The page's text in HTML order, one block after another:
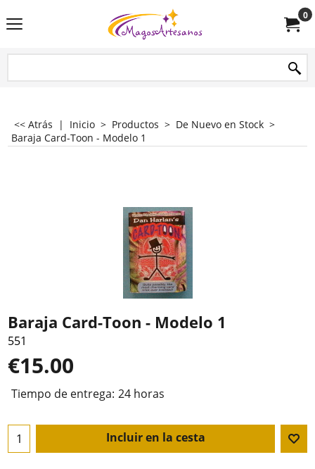
0
<< Atrás | Inicio > Productos > De Nuevo en Stock >
Baraja Card-Toon - Modelo 1
Baraja Card-Toon - Modelo 1
551
€15.00
Tiempo de entrega: 24 horas
Incluir en la cesta